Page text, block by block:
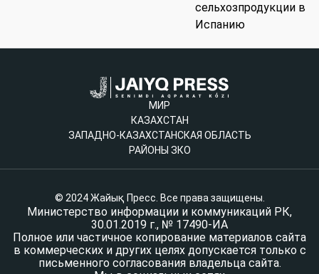
сельхозпродукции в
Испанию
МИР
КАЗАХСТАН
ЗАПАДНО-КАЗАХСТАНСКАЯ ОБЛАСТЬ
РАЙОНЫ ЗКО
© 2024 Жайық Пресс. Все права защищены.
Министерство информации и коммуникаций РК,
30.01.2019 г., № 17490-ИА
Полное или частичное копирование материалов сайта
в коммерческих и других целях допускается только с
письменного согласования владельца сайта.